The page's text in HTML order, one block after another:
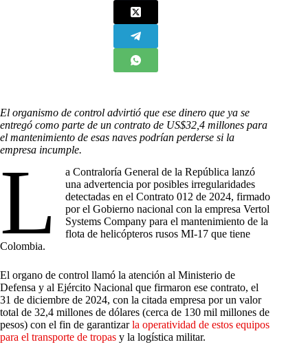
El organismo de control advirtió que ese dinero que ya se
entregó como parte de un contrato de US$32,4 millones para
el mantenimiento de esas naves podrían perderse si la
empresa incumple.
L
a Contraloría General de la República lanzó
una advertencia por posibles irregularidades
detectadas en el Contrato 012 de 2024, firmado
por el Gobierno nacional con la empresa Vertol
Systems Company para el mantenimiento de la
flota de helicópteros rusos MI-17 que tiene
Colombia.
El organo de control llamó la atención al Ministerio de
Defensa y al Ejército Nacional que firmaron ese contrato, el
31 de diciembre de 2024, con la citada empresa por un valor
total de 32,4 millones de dólares (cerca de 130 mil millones de
pesos) con el fin de garantizarla operatividad de estos equipos
para el transporte de tropas y la logística militar.